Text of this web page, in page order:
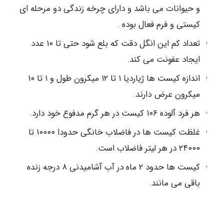
و حیوانات می باشد و دارای چرخه زندگی دو مرحله ای
کیستی و فرم فعال بوده .
تعداد کم این انگل دقت که بلع شود حتی تا ۱۰ عدد
ایجاد عفونت می کند.
اندازه کیست ها ژیاردیا ۱ تا ۱۲ میکرون طول و ۱ تا ۱۰
میکرون عرض دارند.
هر فرد آلوده ۱۰۶ کیست در هر گرم مدفوع خود دارد.
غلظت کیست ها در فاضلاب خانگی حدودا ۱۰۰۰۰ تا
۲۴۰۰۰ در هر لیتر فاضلاب است.
کیست ها حدود ۲ ماه در آب آشامیدنی ۸ درجه زنده
باقی می مانند.